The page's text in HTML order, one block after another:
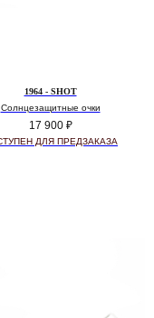
1964 - SHOT
Солнцезащитные очки
17 900 ₽